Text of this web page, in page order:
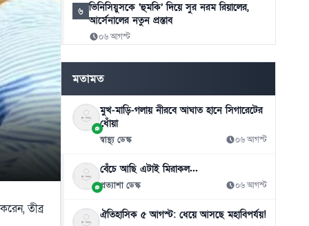
তীব্র
৬ ভিনিসিয়ুসকে ‘হুমকি’ দিয়ে সুর নরম রিয়ালের,
আর্সেনালের নতুন প্রস্তাব
০৬ আগস্ট
রুশ বাহিনীর রাতভর ড্রোন-ক্ষেপণাস্ত্র হামলায়
কিয়েভে নিহত ১৭
০৬ আগস্ট
৮
ইয়েমেনে সামরিক শিবিরে ভয়াবহ হামলা, নিহত
৩০
৯ থাইল্যান্ড সফরে মিয়ানমারের মিন অং হ্লাইং
মতামত
মুখ-মাড়ি-গলায় নীরবে আঘাত হানে সিগারেটের
ধোঁয়া
স্বাস্থ্য ডেস্ক ০৬ আগস্ট
বেঁচে আছি এটাই মিরাকল...
প্রত্যাশা ডেস্ক ০৬ আগস্ট
ঐতিহাসিক ৫ আগস্ট: ধেয়ে আসছে মহাবিপর্যয়!